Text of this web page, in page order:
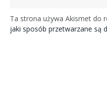
Ta strona używa Akismet do
jaki sposób przetwarzane są